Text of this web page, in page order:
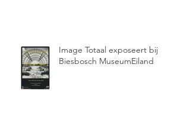
Image Totaal exposeert bij
Biesbosch MuseumEiland